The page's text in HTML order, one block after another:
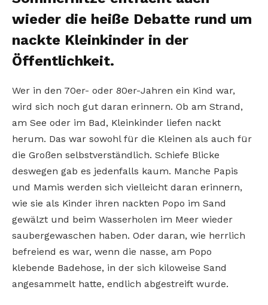
wieder die heiße Debatte rund um
nackte Kleinkinder in der
Öffentlichkeit.
Wer in den 70er- oder 80er-Jahren ein Kind war,
wird sich noch gut daran erinnern. Ob am Strand,
am See oder im Bad, Kleinkinder liefen nackt
herum. Das war sowohl für die Kleinen als auch für
die Großen selbstverständlich. Schiefe Blicke
deswegen gab es jedenfalls kaum. Manche Papis
und Mamis werden sich vielleicht daran erinnern,
wie sie als Kinder ihren nackten Popo im Sand
gewälzt und beim Wasserholen im Meer wieder
saubergewaschen haben. Oder daran, wie herrlich
befreiend es war, wenn die nasse, am Popo
klebende Badehose, in der sich kiloweise Sand
angesammelt hatte, endlich abgestreift wurde.